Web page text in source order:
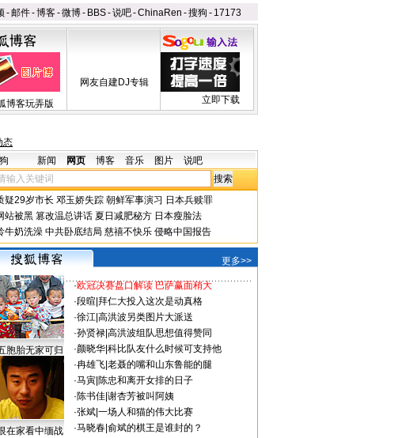
-邮件-博客-微博- BBS-说吧-ChinaRen -搜狗 - 17173
博客玩弄版
网友自建DJ专辑
立即下载
态
新闻 网页 博客 音乐 图片 说吧
疑29岁市长 邓玉娇失踪 朝鲜军事演习 日本兵赎罪
站被黑 篡改温总讲话 夏日减肥秘方 日本瘦脸法
牛奶洗澡 中共卧底结局 慈禧不快乐 侵略中国报告
更多>>
胞胎无家可归
在家看中缅战
·欧冠决赛盘口解读 巴萨赢面稍大
·段暄 拜仁大投入这次是动真格
·徐江| 高洪波另类图片大派送
·孙贤禄| 高洪波组队思想值得赞同
·颜晓华| 科比队友什么时候可支持他
·冉雄飞| 老聂的嘴和山东鲁能的腿
·马寅| 陈忠和离开女排的日子
·陈书佳| 谢杏芳被叫阿姨
·张斌| 一场人和猫的伟大比赛
·马晓春| 俞斌的棋王是谁封的？